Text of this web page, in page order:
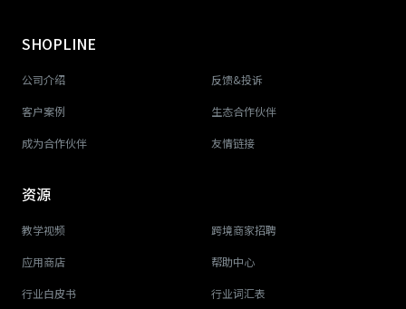
SHOPLINE
公司介绍 反馈&投诉
客户案例 生态合作伙伴
成为合作伙伴 友情链接
资源
教学视频 跨境商家招聘
应用商店 帮助中心
行业白皮书 行业词汇表